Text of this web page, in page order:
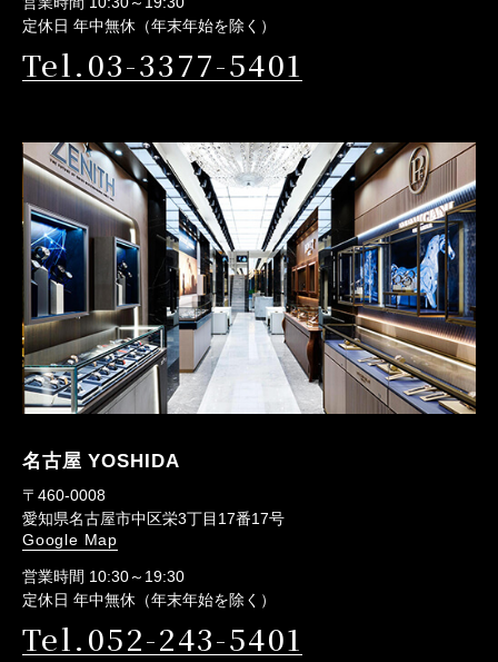
定休日 年中無休（年末年始を除く）
Tel.03-3377-5401
名古屋 YOSHIDA
〒460-0008
愛知県名古屋市中区栄3丁目17番17号
Google Map
営業時間 10:30～19:30
定休日 年中無休（年末年始を除く）
Tel.052-243-5401